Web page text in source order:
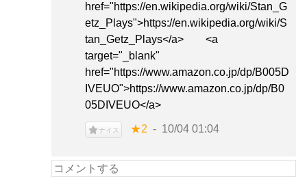
href="https://en.wikipedia.org/wiki/Stan_G
etz_Plays">https://en.wikipedia.org/wiki/S
tan_Getz_Plays</a> <a
target="_blank"
href="https://www.amazon.co.jp/dp/B005D
IVEUO">https://www.amazon.co.jp/dp/B0
05DIVEUO</a>
ナイス ★2 10/04 01:04